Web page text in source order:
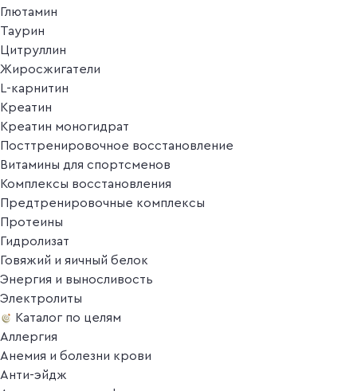
Глютамин
Таурин
Цитруллин
Жиросжигатели
L-карнитин
Креатин
Креатин моногидрат
Посттренировочное восстановление
Витамины для спортсменов
Комплексы восстановления
Предтренировочные комплексы
Протеины
Гидролизат
Говяжий и яичный белок
Энергия и выносливость
Электролиты
Каталог по целям
Аллергия
Анемия и болезни крови
Анти-эйдж